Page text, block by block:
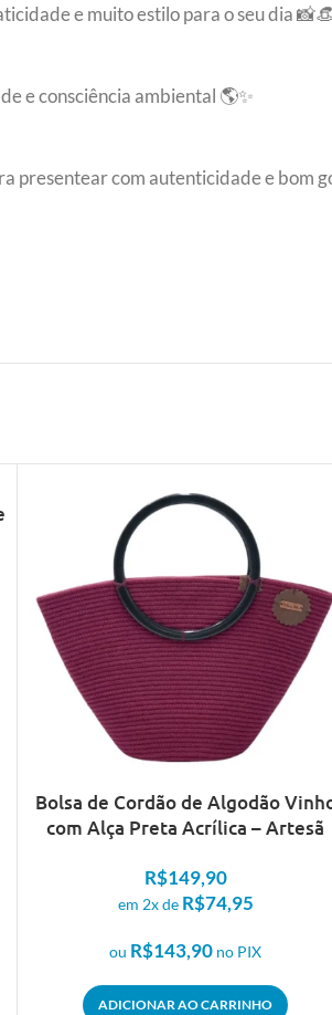
e muito estilo para o seu dia 📸👒
e consciência ambiental 🌎✨
presentear com autenticidade e bom
Bolsa de Cordão de Algodão
com Alça Preta Acrílica – Artesã
R$149,90
em 2x de R$74,95
ou R$143,90 no PIX
ADICIONAR AO CARRINHO